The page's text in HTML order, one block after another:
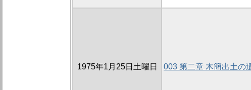
1975年1月25日土曜日 003 第二章 木簡出土の